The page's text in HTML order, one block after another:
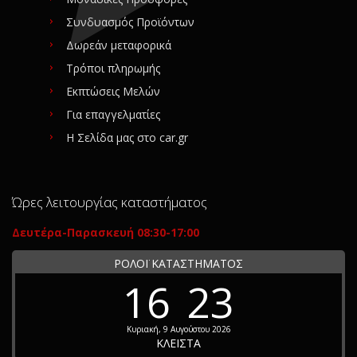
Συνδυασμός Προϊόντων
Δωρεάν μεταφορικά
Τρόποι πληρωμής
Εκπτώσεις Μελών
Για επαγγελματίες
Η Σελίδα μας στο car.gr
Ώρες λειτουργίας καταστήματος
Δευτέρα-Παρασκευή 08:30-17:00
ΡΟΛΟΪ ΚΑΤΑΣΤΗΜΑΤΟΣ
16 23
Κυριακή, 9 Αυγούστου 2026
ΚΛΕΙΣΤΑ